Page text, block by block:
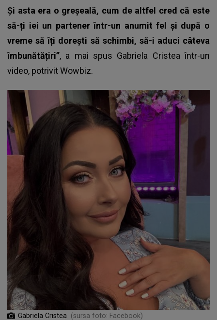
Și asta era o greșeală, cum de altfel cred că este
să-ți iei un partener într-un anumit fel și după o
vreme să îți dorești să schimbi, să-i aduci câteva
îmbunătățiri”, a mai spus Gabriela Cristea într-un
video, potrivit Wowbiz.
Gabriela Cristea (sursa foto: Facebook)